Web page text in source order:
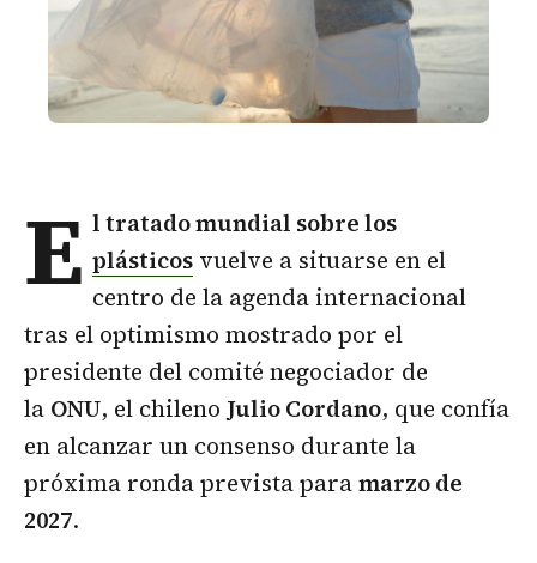
E l tratado mundial sobre los
plásticos vuelve a situarse en el
centro de la agenda internacional
tras el optimismo mostrado por el
presidente del comité negociador de
la ONU, el chileno Julio Cordano, que confía
en alcanzar un consenso durante la
próxima ronda prevista paramarzo de
2027.